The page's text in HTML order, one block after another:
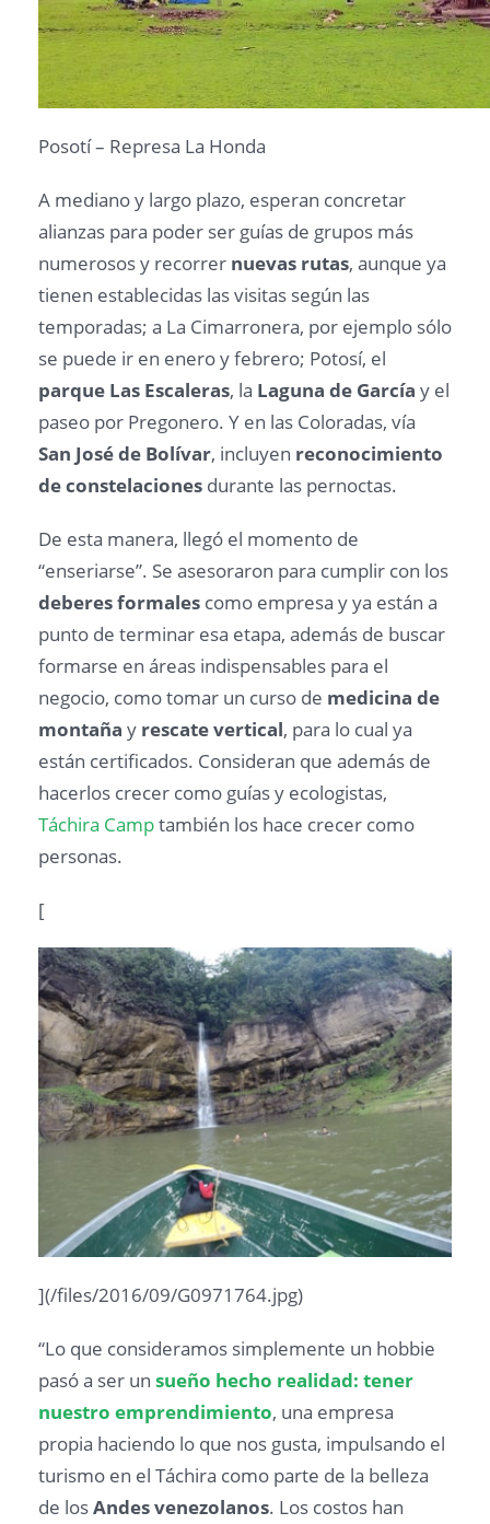
Posotí – Represa La Honda
A mediano y largo plazo, esperan concretar
alianzas para poder ser guías de grupos más
numerosos y recorrer nuevas rutas, aunque ya
tienen establecidas las visitas según las
temporadas; a La Cimarronera, por ejemplo sólo
se puede ir en enero y febrero; Potosí, el
parque Las Escaleras, la Laguna de García y el
paseo por Pregonero. Y en las Coloradas, vía
San José de Bolívar, incluyen reconocimiento
de constelaciones durante las pernoctas.
De esta manera, llegó el momento de
“enseriarse”. Se asesoraron para cumplir con los
deberes formales como empresa y ya están a
punto de terminar esa etapa, además de buscar
formarse en áreas indispensables para el
negocio, como tomar un curso de medicina de
montaña y rescate vertical, para lo cual ya
están certificados. Consideran que además de
hacerlos crecer como guías y ecologistas,
Táchira Camptambién los hace crecer como
personas.
[
](/files/2016/09/G0971764.jpg)
“Lo que consideramos simplemente un hobbie
pasó a ser un sueño hecho realidad: tener
nuestro emprendimiento, una empresa
propia haciendo lo que nos gusta, impulsando el
turismo en el Táchira como parte de la belleza
de losAndes venezolanos. Los costos han